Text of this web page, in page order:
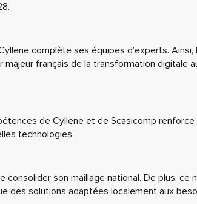
complète ses équipes d’experts. Ainsi,
majeur français de la transformation digitale
de Cyllene et de Scasicomp
technologies.
consolider son maillage national. De plus, ce
des solutions adaptées localement aux